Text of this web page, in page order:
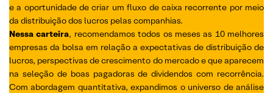
e a oportunidade de criar um fluxo de caixa recorrente por meio
da distribuição dos lucros pelas companhias.
Nessa carteira, recomendamos todos os meses as 10 melhores
empresas da bolsa em relação a expectativas de distribuição de
lucros, perspectivas de crescimento do mercado e que aparecem
na seleção de boas pagadoras de dividendos com recorrência.
Com abordagem quantitativa, expandimos o universo de análise